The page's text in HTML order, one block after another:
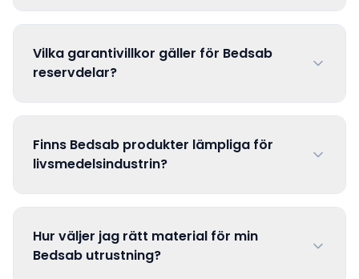
Vilka garantivillkor gäller för Bedsab
reservdelar?
Finns Bedsab produkter lämpliga för
livsmedelsindustrin?
Hur väljer jag rätt material för min
Bedsab utrustning?